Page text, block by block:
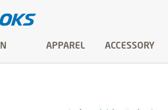
APPAREL ACCESSORY